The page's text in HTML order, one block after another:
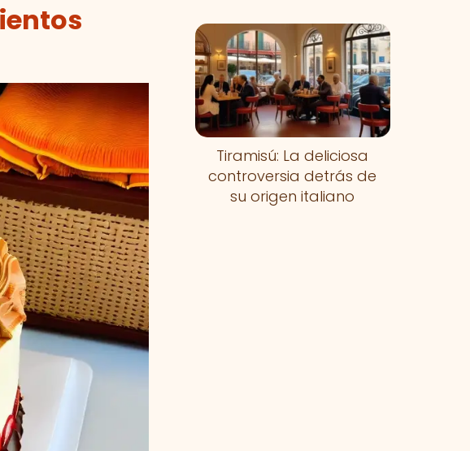
Tiramisú: La deliciosa
controversia detrás de
su origen italiano